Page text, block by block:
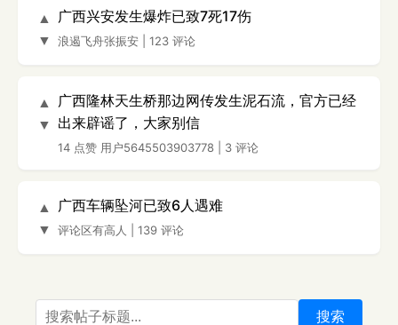
▲
▼
广西兴安发生爆炸已致7死17伤
浪遏飞舟张振安 123 评论
▲
▼
广西隆林天生桥那边网传发生泥石流，官方已经
出来辟谣了，大家别信
14 点赞 用户5645503903778 3 评论
▲
▼
广西车辆坠河已致6人遇难
评论区有高人 139 评论
搜索